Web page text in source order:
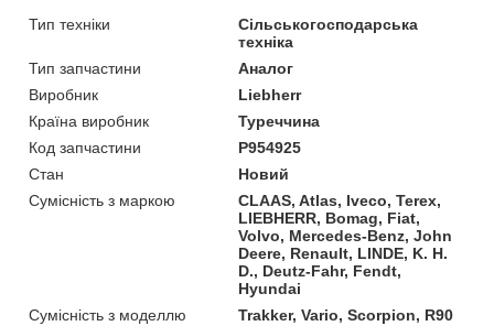
Тип техніки
Сільськогосподарська
техніка
Тип запчастини
Аналог
Виробник
Liebherr
Країна виробник
Туреччина
Код запчастини
P954925
Стан
Новий
Сумісність з маркою
CLAAS, Atlas, Iveco, Terex,
LIEBHERR, Bomag, Fiat,
Volvo, Mercedes-Benz, John
Deere, Renault, LINDE, K. H.
D., Deutz-Fahr, Fendt,
Hyundai
Сумісність з моделлю
Trakker, Vario, Scorpion, R90